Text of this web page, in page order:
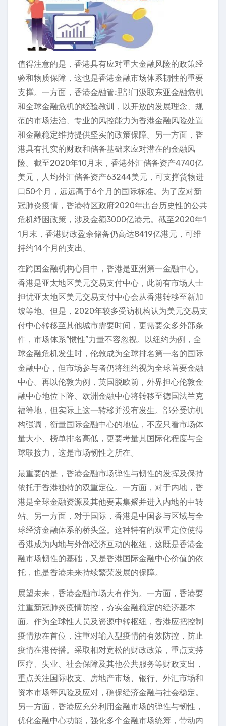
值得注意的是，香港具有应对重大金融风险的政策经
验和物质保障，这也是香港金融市场体系韧性的重要
支撑。一方面，香港金融管理部门汲取东亚金融危机
和全球金融危机的经验教训，以开放的发展理念、规
范的市场法治、专业的风控能力为香港金融风险处置
和金融稳定维持提供坚实的政策保障。另一方面，香
港具有扎实的财政和储备基础来应对潜在的金融风
险。截至2020年10月末，香港外汇储备资产4740亿
美元，人均外汇储备资产63244美元，可支撑货物进
口50个月，远远高于6个月的国际标准。为了应对新
冠肺炎疫情，香港特区政府2020年出台历史性的公共
危机纾困政策，涉及金额3000亿港元。截至2020年1
1月末，香港财政盈余储备仍高达8419亿港元，可维
持约14个月的支出。
在跨国金融机构心目中，香港是亚洲第一金融中心。
香港是亚太地区美元交易支付中心，此前有市场人士
担忧亚太地区美元交易支付中心会从香港转移至新加
坡等地。但是，2020年较多受访机构认为美元交易支
付中心转移至其他城市需要时间，更需要众多外部条
件，市场体系“惯性”力量不容忽视。以纽约为例，全
球金融危机发生时，伦敦成为全球排名第一名的国际
金融中心，但市场参与者仍将纽约视为全球首要金融
中心。再以伦敦为例，英国脱欧前，外界担心伦敦金
融中心地位下降、欧洲金融中心将转移至德国法兰克
福等地，但实际上这一转移并没有发生。部分受访机
构强调，衡量国际金融中心的地位，不应只看市场体
量大小、榜单排名高低，更要考量其国际化程度与全
球联接力，这是市场韧性之所在。
最重要的是，香港金融市场弹性与韧性的发挥及保持
依托于香港独特的双重定位。一方面，对于内地，香
港是全球金融资源及其他要素集聚并进入内地的中转
站。另一方面，对于国际，香港是中国参与区域与全
球经济金融体系的桥头堡。这种特有的双重定位使得
香港成为内地与外部经济互动的枢纽，这既是香港金
融市场韧性的基础，又是香港国际金融中心价值的依
托，也是香港未来持续繁荣发展的保障。
展望未来，香港金融市场大有作为。一方面，香港要
注重新冠肺炎疫情防控，夯实金融稳定的经济基本
面。作为全球性人员及资源中转枢纽，香港应把控制
疫情放在首位，注重对输入型疫情的有效防控，防止
疫情在港传播。采取相对宽松的财政政策，重点支持
医疗、失业、社会保障及其他公共服务等财政支出，
重点关注国际收支、房地产市场、银行、外汇市场和
资本市场等风险及应对，确保经济金融与社会稳定。
另一方面，香港应充分利用金融市场的弹性与韧性，
优化金融中心功能，强化多个金融市场统筹，带动内